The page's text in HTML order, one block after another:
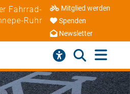
Fahrrad-
Ruhr
Mitglied werden
Spenden
Newsletter